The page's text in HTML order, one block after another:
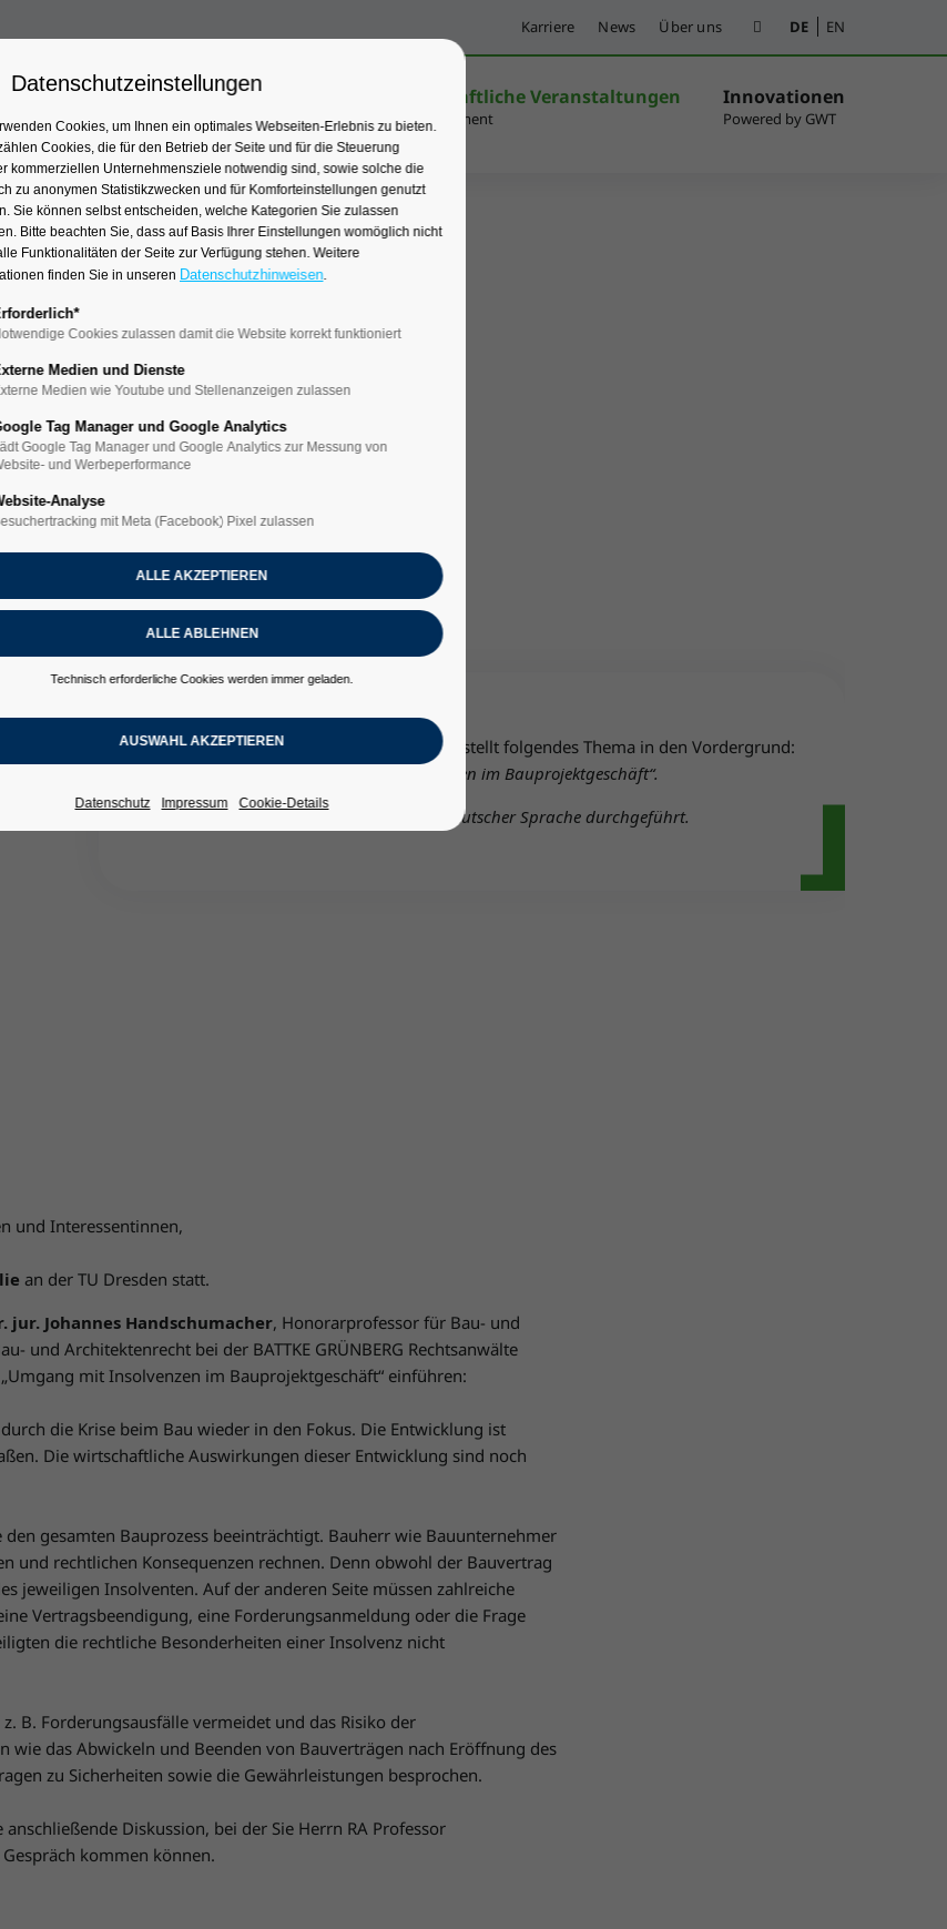
Karriere News Über uns DE EN
Studien Industrieprojekte Wissenschaftliche Veranstaltungen Innovationen
Bau und Immobilie
Immobilie
114
Das nächste FORUM Bau und Immobilie stellt folgendes Thema in den Vordergrund:
Umgang mit Insolvenzen im Bauprojektgeschäft“.
Diese Veranstaltung wird deutscher Sprache durchgeführt.
und Interessentinnen,
an der TU Dresden statt.
jur. Johannes Handschumacher, Honorarprofessor für Bau- und
und Architektenrecht bei der BATTKE GRÜNBERG Rechtsanwälte
mit Insolvenzen im Bauprojektgeschäft“ einführen:
die Krise beim Bau wieder in den Fokus. Die Entwicklung ist
Die wirtschaftliche Auswirkungen dieser Entwicklung sind noch
gesamten Bauprozess beeinträchtigt. Bauherr wie Bauunternehmer
und rechtlichen Konsequenzen rechnen. Denn obwohl der Bauvertrag
jeweiligen Insolventen. Auf der anderen Seite müssen zahlreiche
Vertragsbeendigung, eine Forderungsanmeldung oder die Frage
die rechtliche Besonderheiten einer Insolvenz nicht
B. Forderungsausfälle vermeidet und das Risiko der
das Abwickeln und Beenden von Bauverträgen nach Eröffnung des
zu Sicherheiten sowie die Gewährleistungen besprochen.
Diskussion, bei der Sie Herrn RA Professor
kommen können.
Datenschutzeinstellungen
Cookies, um Ihnen ein optimales Webseiten-Erlebnis zu bieten.
Cookies, die für den Betrieb der Seite und für die Steuerung
kommerziellen Unternehmensziele notwendig sind, sowie solche die
zu anonymen Statistikzwecken und für Komforteinstellungen genutzt
Sie können selbst entscheiden, welche Kategorien Sie zulassen
Bitte beachten Sie, dass auf Basis Ihrer Einstellungen womöglich nicht
Funktionalitäten der Seite zur Verfügung stehen. Weitere
finden Sie in unseren Datenschutzhinweisen.
Cookies zulassen damit die Website korrekt funktioniert
Medien und Dienste
Medien wie Youtube und Stellenanzeigen zulassen
Tag Manager und Google Analytics
Google Tag Manager und Google Analytics zur Messung von
und Werbeperformance
Analyse
mit Meta (Facebook) Pixel zulassen
Technisch erforderliche Cookies werden immer geladen.
Datenschutz Impressum Cookie-Details